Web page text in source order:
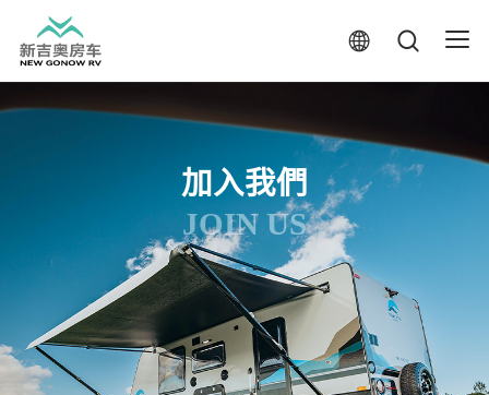
加入我們
JOIN US